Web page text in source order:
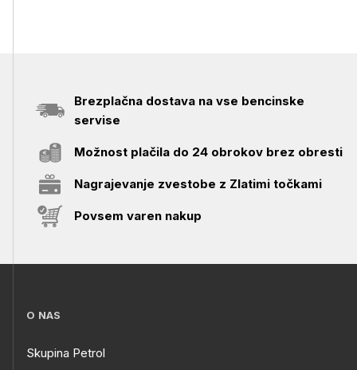
Brezplačna dostava na vse bencinske
servise
Možnost plačila do 24 obrokov brez obresti
Nagrajevanje zvestobe z Zlatimi točkami
Povsem varen nakup
O NAS
Skupina Petrol